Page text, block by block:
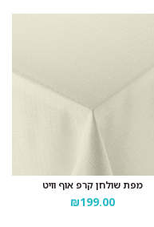
מפת שולחן קרפ אוף וויט
₪199.00